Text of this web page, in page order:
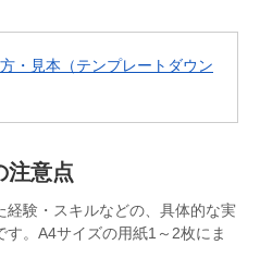
・見本（テンプレートダウン
注意点
験・スキルなどの、具体的な実
。A4サイズの用紙1～2枚にま